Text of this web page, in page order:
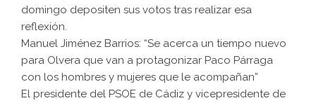
domingo depositen sus votos tras realizar esa
reflexión.
Manuel Jiménez Barrios: “Se acerca un tiempo nuevo
para Olvera que van a protagonizar Paco Párraga
con los hombres y mujeres que le acompañan”
El presidente del PSOE de Cádiz y vicepresidente de